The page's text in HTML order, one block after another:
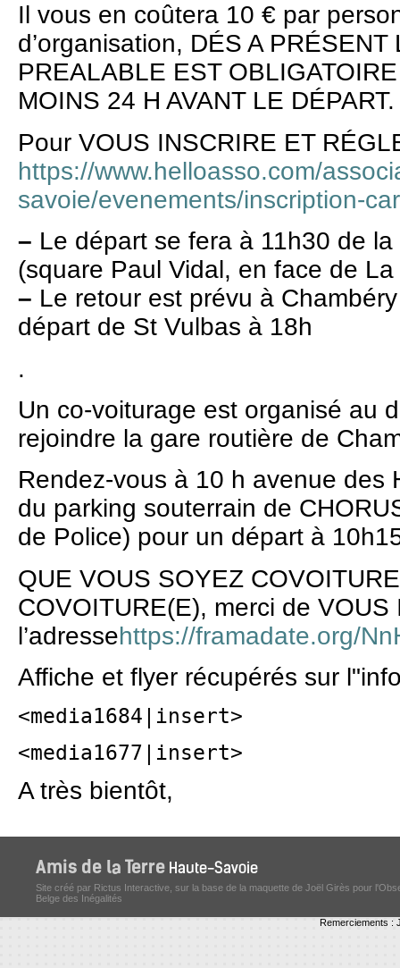
Il vous en coûtera 10 € par
d’organisation, DÉS A PRÉSENT
PREALABLE EST
MOINS 24 H AVANT LE DÉPART.
Pour VOUS INSCRIRE ET
https://www.helloasso.com/
savoie/evenements/inscription-
– Le départ se fera à 11h30 de
(square Paul Vidal, en face de
– Le retour est prévu à
départ de St Vulbas à 18h
.
Un co-voiturage est organisé au
rejoindre la gare routière de
Rendez-vous à 10 h avenue des
du parking souterrain de
de Police) pour un départ à
QUE VOUS SOYEZ
COVOITURE(E), merci de VOUS
l’adressehttps://framadate.org/
Affiche et flyer récupérés sur
<media1684|insert>
<media1677|insert>
A très bientôt,
Site créé par Rictus Interactive, sur la base de la maquette de Joël Girès pour
Belge des Inégalités
Remerciements :